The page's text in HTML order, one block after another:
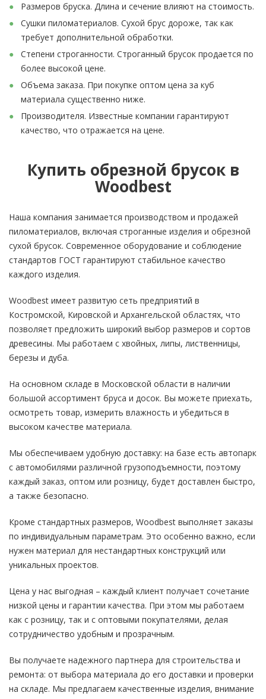
Размеров бруска. Длина и сечение влияют на стоимость.
Сушки пиломатериалов. Сухой брус дороже, так как
требует дополнительной обработки.
Степени строганности. Строганный брусок продается по
более высокой цене.
Объема заказа. При покупке оптом цена за куб
материала существенно ниже.
Производителя. Известные компании гарантируют
качество, что отражается на цене.
Купить обрезной брусок в
Woodbest
Наша компания занимается производством и продажей
пиломатериалов, включая строганные изделия и обрезной
сухой брусок. Современное оборудование и соблюдение
стандартов ГОСТ гарантируют стабильное качество
каждого изделия.
Woodbest имеет развитую сеть предприятий в
Костромской, Кировской и Архангельской областях, что
позволяет предложить широкий выбор размеров и сортов
древесины. Мы работаем с хвойных, липы, лиственницы,
березы и дуба.
На основном складе в Московской области в наличии
большой ассортимент бруса и досок. Вы можете приехать,
осмотреть товар, измерить влажность и убедиться в
высоком качестве материала.
Мы обеспечиваем удобную доставку: на базе есть автопарк
с автомобилями различной грузоподъемности, поэтому
каждый заказ, оптом или розницу, будет доставлен быстро,
а также безопасно.
Кроме стандартных размеров, Woodbest выполняет заказы
по индивидуальным параметрам. Это особенно важно, если
нужен материал для нестандартных конструкций или
уникальных проектов.
Цена у нас выгодная – каждый клиент получает сочетание
низкой цены и гарантии качества. При этом мы работаем
как с розницу, так и с оптовыми покупателями, делая
сотрудничество удобным и прозрачным.
Вы получаете надежного партнера для строительства и
ремонта: от выбора материала до его доставки и проверки
на складе. Мы предлагаем качественные изделия, внимание